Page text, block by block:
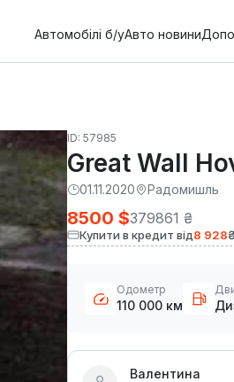
Автомобілі б/уАвто новини
ID: 57985
Great Wall
01.11.2020 Радомишль
8500 $379861 ₴
Купити в кредит від8 928
Одометр
110 000 км
Валентина